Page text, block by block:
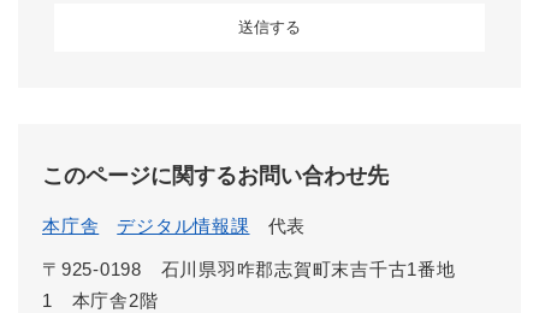
このページに関するお問い合わせ先
本庁舎 デジタル情報課 代表
〒925-0198 石川県羽咋郡志賀町末吉千古1番地
1 本庁舎2階